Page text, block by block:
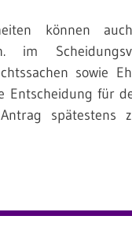
können
im
sowie
Entscheidung für
spätestens